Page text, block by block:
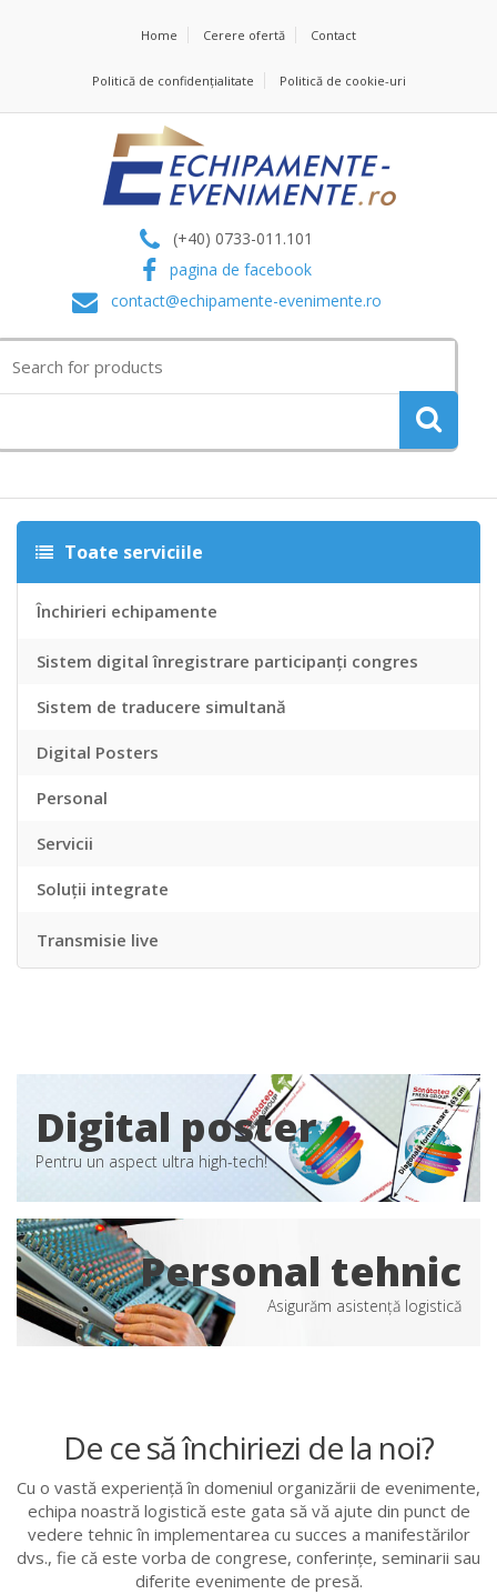
Home Cerere ofertă Contact
Politică de confidențialitate Politică de cookie-uri
(+40) 0733-011.101
pagina de facebook
contact@echipamente-evenimente.ro
Toate serviciile
Închirieri echipamente
Sistem digital înregistrare participanți congres
Sistem de traducere simultană
Digital Posters
Personal
Servicii
Soluții integrate
Transmisie live
Digital poster
Pentru un aspect ultra high-tech!
Personal tehnic
Asigurăm asistență logistică
De ce să închiriezi de la noi?
Cu o vastă experiență în domeniul organizării de evenimente,
echipa noastră logistică este gata să vă ajute din punct de
vedere tehnic în implementarea cu succes a manifestărilor
dvs., fie că este vorba de congrese, conferințe, seminarii sau
diferite evenimente de presă.